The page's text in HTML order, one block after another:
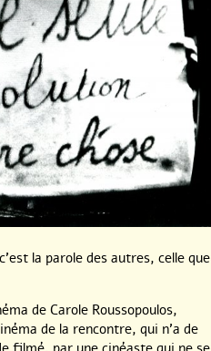
la parole des autres, celle que
de Carole Roussopoulos,
de la rencontre, qui n’a de